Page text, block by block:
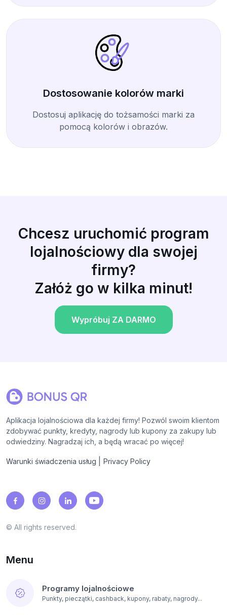
Dostosowanie kolorów marki
Dostosuj aplikację do tożsamości marki za
pomocą kolorów i obrazów.
Chcesz uruchomić program
lojalnościowy dla swojej
firmy?
Załóż go w kilka minut!
Wypróbuj ZA DARMO
Aplikacja lojalnościowa dla każdej firmy! Pozwól swoim klientom
zdobywać punkty, kredyty, nagrody lub kupony za zakupy lub
odwiedziny. Nagradzaj ich, a będą wracać po więcej!
Warunki świadczenia usług Privacy Policy
© All rights reserved.
Menu
Programy lojalnościowe
Punkty, pieczątki, cashback, kupony, rabaty, nagrody...